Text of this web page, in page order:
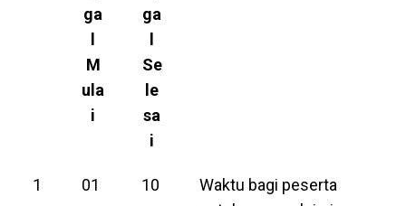
ga
M
ula
i
ga
Se
le
sa
i
1
01
10
Waktu bagi peserta